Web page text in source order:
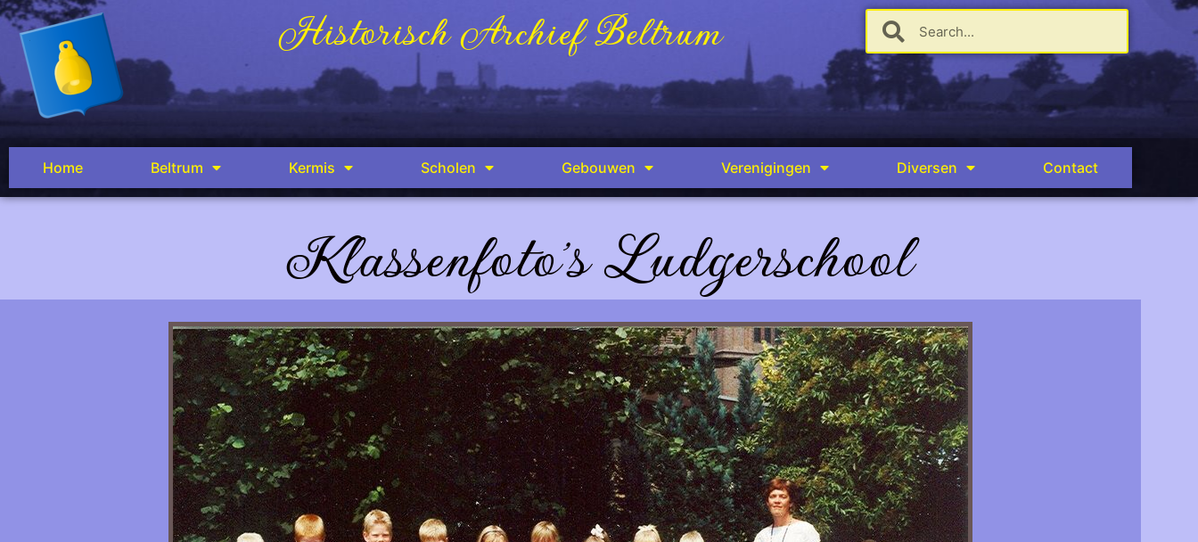
Historisch Archief Beltrum
Home Beltrum Kermis Scholen Gebouwen Verenigingen Diversen Contact
Klassenfoto's Ludgerschool